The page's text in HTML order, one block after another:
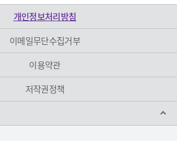
개인정보처리방침
이메일무단수집거부
이용약관
저작권정책